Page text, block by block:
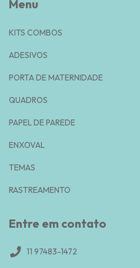
Menu
KITS COMBOS
ADESIVOS
PORTA DE MATERNIDADE
QUADROS
PAPEL DE PAREDE
ENXOVAL
TEMAS
RASTREAMENTO
Entre em contato
11 97483-1472